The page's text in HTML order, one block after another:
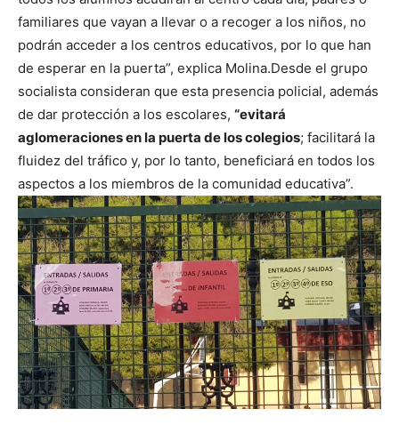
familiares que vayan a llevar o a recoger a los niños, no
podrán acceder a los centros educativos, por lo que han
de esperar en la puerta”, explica Molina.Desde el grupo
socialista consideran que esta presencia policial, además
de dar protección a los escolares, “evitará
aglomeraciones en la puerta de los colegios; facilitará la
fluidez del tráfico y, por lo tanto, beneficiará en todos los
aspectos a los miembros de la comunidad educativa”.